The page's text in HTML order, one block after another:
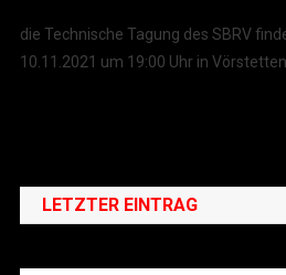
die Technische Tagung des SBRV
10.11.2021 um 19:00 Uhr in
LETZTER EINTRAG